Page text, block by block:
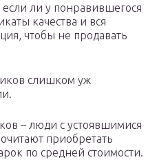
ли у понравившегося
качества и вся
чтобы не продавать
слишком уж
– люди с устоявшимися
приобретать
по средней стоимости.